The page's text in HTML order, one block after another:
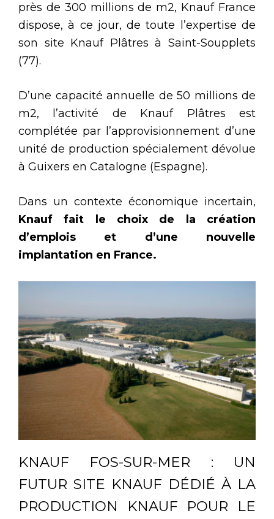
près de 300 millions de m2, Knauf France
dispose, à ce jour, de toute l’expertise de
son site Knauf Plâtres à Saint-Soupplets
(77).
D’une capacité annuelle de 50 millions de
m2, l’activité de Knauf Plâtres est
complétée par l’approvisionnement d’une
unité de production spécialement dévolue
à Guixers en Catalogne (Espagne).
Dans un contexte économique incertain,
Knauf fait le choix de la création
d’emplois et d’une nouvelle
implantation en France.
KNAUF FOS-SUR-MER : UN
FUTUR SITE KNAUF DÉDIÉ À LA
PRODUCTION KNAUF POUR LE